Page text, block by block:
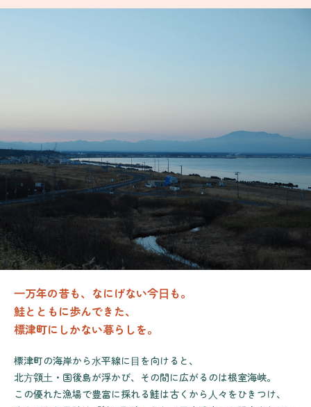
⼀万年の昔も、なにげない今⽇も。
鮭とともに歩んできた、
標津町にしかない暮らしを。
標津町の海岸から⽔平線に⽬を向けると、
北⽅領⼟・国後島が浮かび、その間に広がるのは根室海峡。
この優れた漁場で豊富に採れる鮭は古くから⼈々をひきつけ、